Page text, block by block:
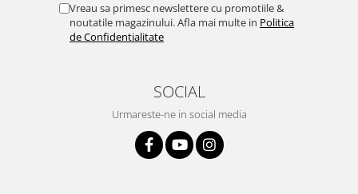
Vreau sa primesc newslettere cu promotiile &
noutatile magazinului. Afla mai multe in Politica
de Confidentialitate
SOCIAL
Urmareste-ne in social media